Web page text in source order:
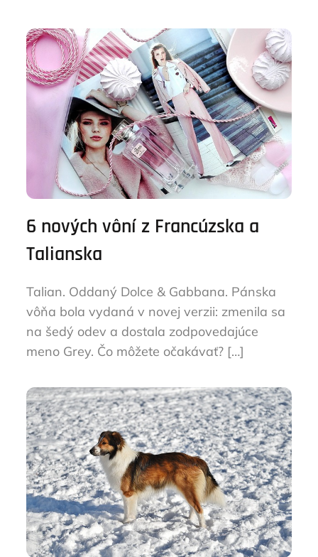
6 nových vôní z Francúzska a
Talianska
Talian. Oddaný Dolce & Gabbana. Pánska
vôňa bola vydaná v novej verzii: zmenila sa
na šedý odev a dostala zodpovedajúce
meno Grey. Čo môžete očakávať? […]